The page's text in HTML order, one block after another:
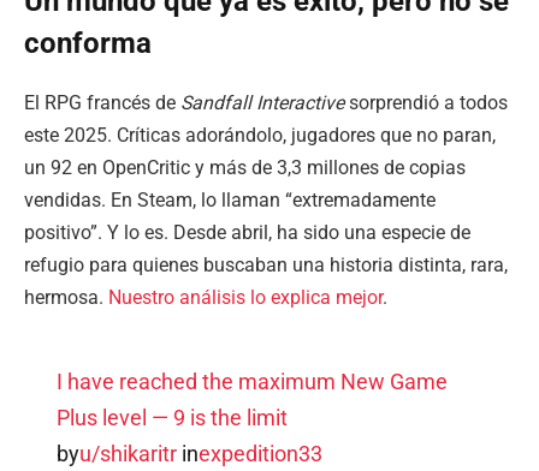
conforma
El RPG francés de Sandfall Interactivesorprendió a todos
este 2025. Críticas adorándolo, jugadores que no paran,
un 92 en OpenCritic y más de 3,3 millones de copias
vendidas. En Steam, lo llaman “extremadamente
positivo”. Y lo es. Desde abril, ha sido una especie de
refugio para quienes buscaban una historia distinta, rara,
hermosa. Nuestro análisis lo explica mejor.
I have reached the maximum New Game
Plus level — 9 is the limit
byu/shikaritrinexpedition33